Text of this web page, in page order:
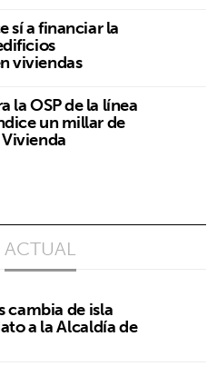
sí a financiar la
viviendas
la OSP de la línea
un millar de
ACTUAL
cambia de isla
a la Alcaldía de